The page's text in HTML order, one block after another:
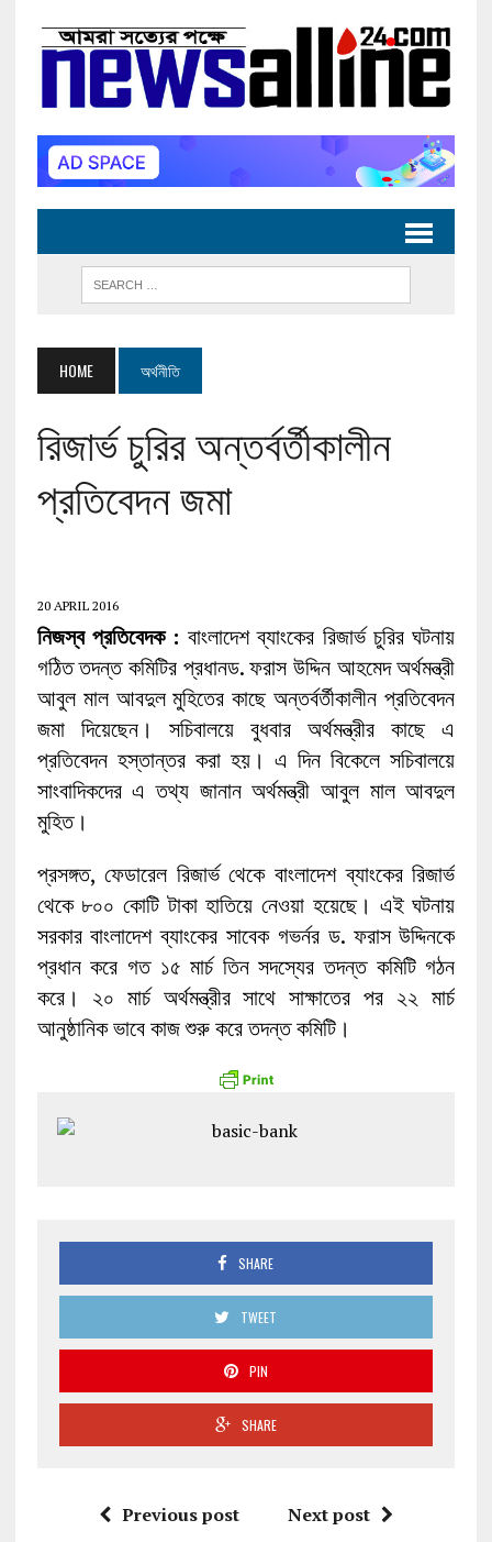
HOME অর্থনীতি
রিজার্ভ চুরির অন্তর্বর্তীকালীন
প্রতিবেদন জমা
20 APRIL 2016
নিজস্ব প্রতিবেদক : বাংলাদেশ ব্যাংকের রিজার্ভ চুরির ঘটনায়
গঠিত তদন্ত কমিটির প্রধানড. ফরাস উদ্দিন আহমেদ অর্থমন্ত্রী
আবুল মাল আবদুল মুহিতের কাছে অন্তর্বর্তীকালীন প্রতিবেদন
জমা দিয়েছেন। সচিবালয়ে বুধবার অর্থমন্ত্রীর কাছে এ
প্রতিবেদন হস্তান্তর করা হয়। এ দিন বিকেলে সচিবালয়ে
সাংবাদিকদের এ তথ্য জানান অর্থমন্ত্রী আবুল মাল আবদুল
মুহিত।
প্রসঙ্গত, ফেডারেল রিজার্ভ থেকে বাংলাদেশ ব্যাংকের রিজার্ভ
থেকে ৮০০ কোটি টাকা হাতিয়ে নেওয়া হয়েছে। এই ঘটনায়
সরকার বাংলাদেশ ব্যাংকের সাবেক গভর্নর ড. ফরাস উদ্দিনকে
প্রধান করে গত ১৫ মার্চ তিন সদস্যের তদন্ত কমিটি গঠন
করে। ২০ মার্চ অর্থমন্ত্রীর সাথে সাক্ষাতের পর ২২ মার্চ
আনুষ্ঠানিক ভাবে কাজ শুরু করে তদন্ত কমিটি।
SHARE
TWEET
PIN
SHARE
Previous post Next post